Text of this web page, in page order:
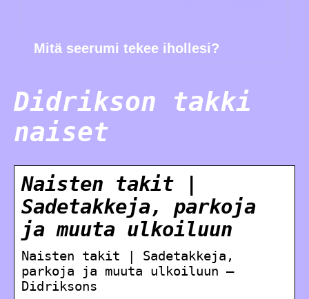
Mitä seerumi tekee ihollesi?
Didrikson takki
naiset
Naisten takit |
Sadetakkeja, parkoja
ja muuta ulkoiluun
Naisten takit | Sadetakkeja,
parkoja ja muuta ulkoiluun –
Didriksons